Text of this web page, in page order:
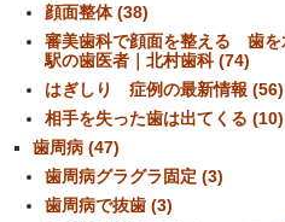
顔面整体 (38)
審美歯科で顔面を整える 歯
駅の歯医者｜北村歯科 (74)
はぎしり 症例の最新情報 (56)
相手を失った歯は出てくる (10)
歯周病 (47)
歯周病グラグラ固定 (3)
歯周病で抜歯 (3)